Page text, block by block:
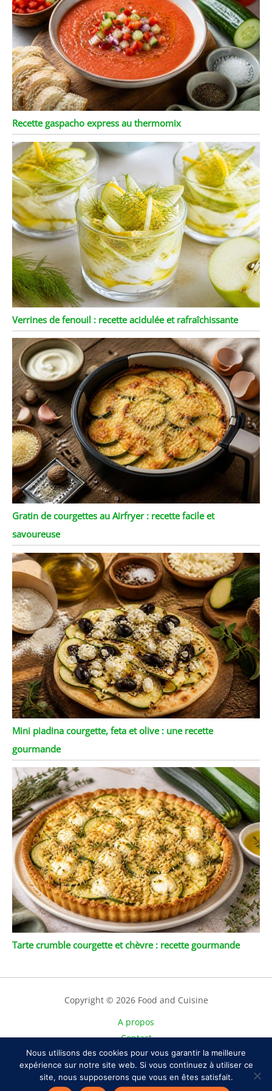
après le nettoyage,
gardant la surface de la
plaque propre comme
neuve,ce qui le rend plus
sans soucis à utiliser.
Recette gaspacho express au thermomix
Verrines de fenouil : recette acidulée et rafraîchissante
Gratin de courgettes au Airfryer : recette facile et
savoureuse
Mini piadina courgette, feta et olive : une recette
gourmande
Tarte crumble courgette et chèvre : recette gourmande
Copyright © 2026 Food and Cuisine
A propos
Contact
Plan du site
Mentions légales
Politique de confidentialité
Nous utilisons des cookies pour vous garantir la meilleure
expérience sur notre site web. Si vous continuez à utiliser ce
site, nous supposerons que vous en êtes satisfait.